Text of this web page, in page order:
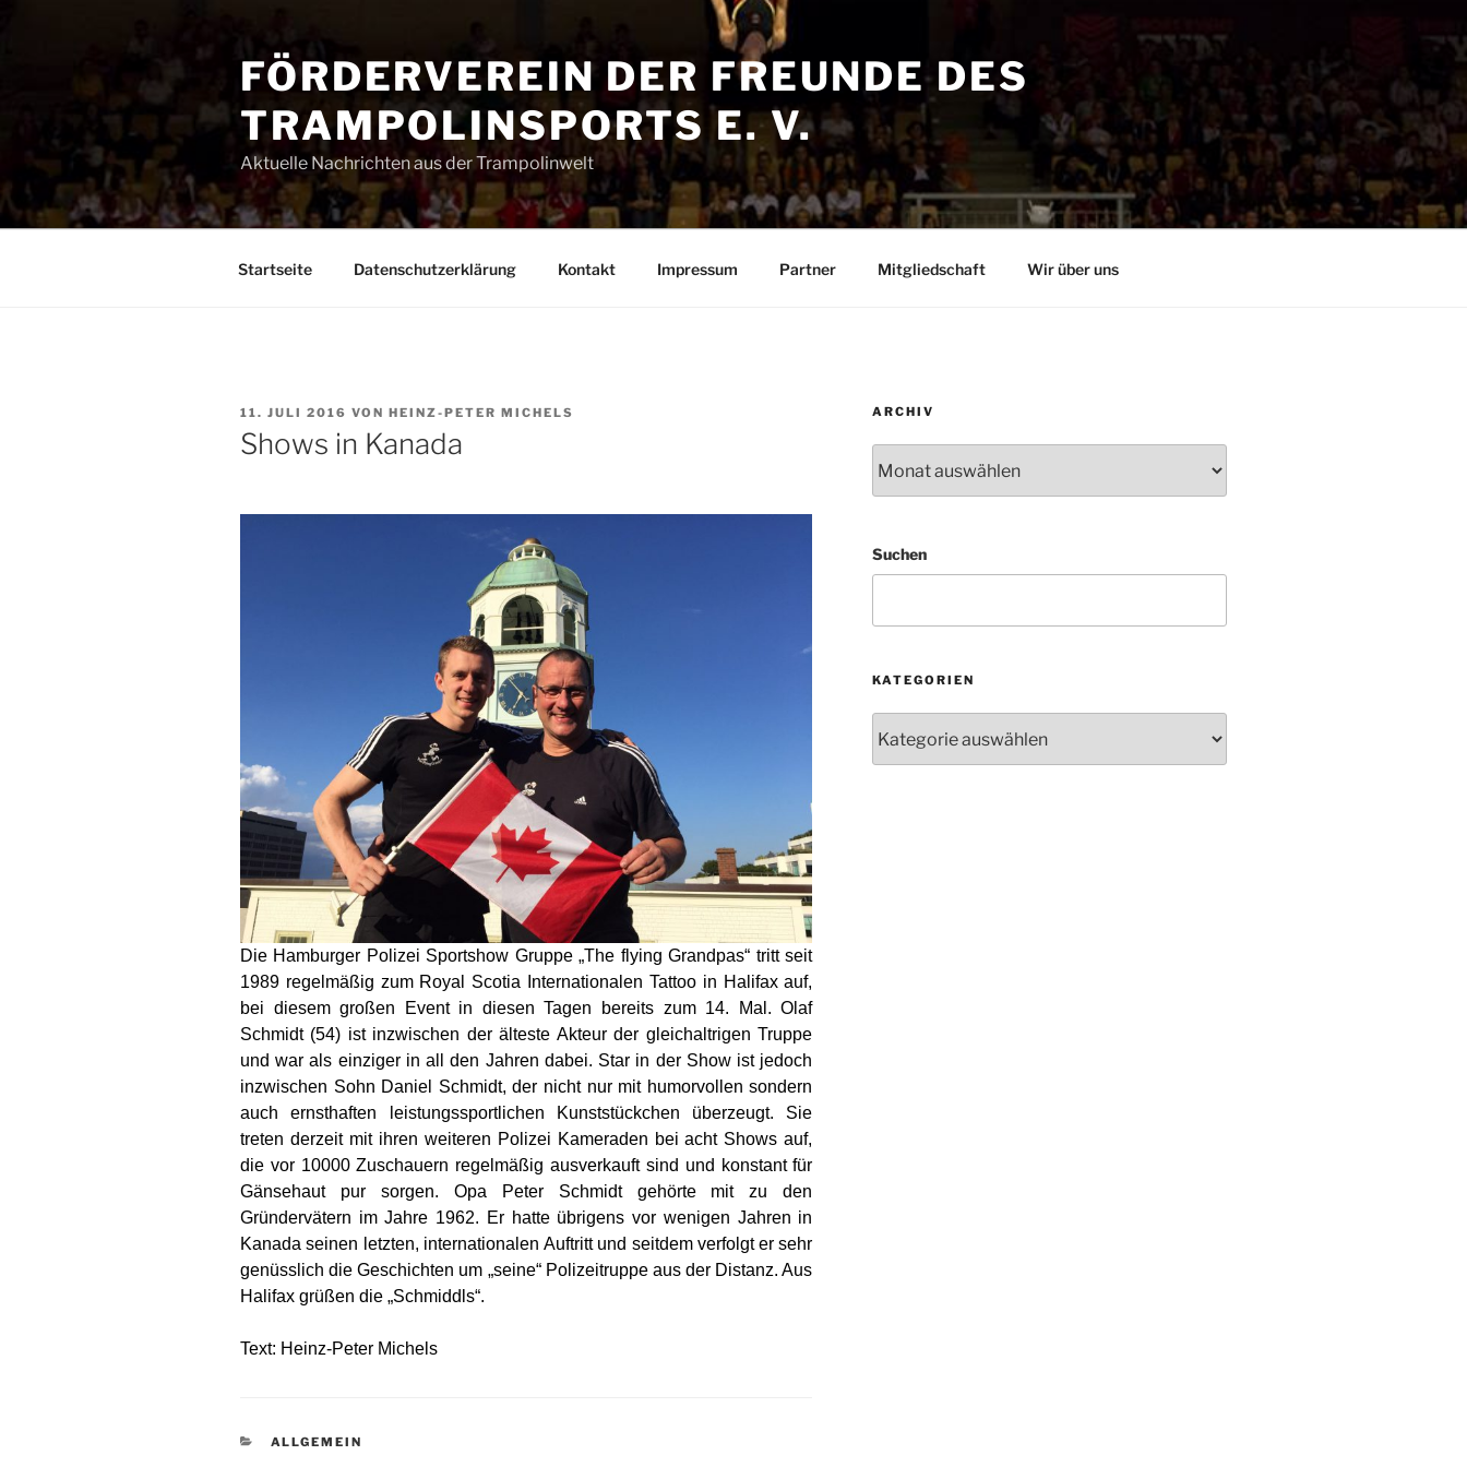
FÖRDERVEREIN DER FREUNDE DES
TRAMPOLINSPORTS E. V.
Aktuelle Nachrichten aus der Trampolinwelt
Startseite Datenschutzerklärung Kontakt Impressum Partner Mitgliedschaft Wir über uns
VERÖFFENTLICHT
AM
11. JULI 2016 VON HEINZ-PETER MICHELS
Shows in Kanada
Die Hamburger Polizei Sportshow Gruppe „The flying Grandpas“ tritt seit
1989 regelmäßig zum Royal Scotia Internationalen Tattoo in Halifax auf,
bei diesem großen Event in diesen Tagen bereits zum 14. Mal. Olaf
Schmidt (54) ist inzwischen der älteste Akteur der gleichaltrigen Truppe
und war als einziger in all den Jahren dabei. Star in der Show ist jedoch
inzwischen Sohn Daniel Schmidt, der nicht nur mit humorvollen sondern
auch ernsthaften leistungssportlichen Kunststückchen überzeugt. Sie
treten derzeit mit ihren weiteren Polizei Kameraden bei acht Shows auf,
die vor 10000 Zuschauern regelmäßig ausverkauft sind und konstant für
Gänsehaut pur sorgen. Opa Peter Schmidt gehörte mit zu den
Gründervätern im Jahre 1962. Er hatte übrigens vor wenigen Jahren in
Kanada seinen letzten, internationalen Auftritt und seitdem verfolgt er sehr
genüsslich die Geschichten um „seine“ Polizeitruppe aus der Distanz. Aus
Halifax grüßen die „Schmiddls“.
Text: Heinz-Peter Michels
KATEGORIEN
ALLGEMEIN
ARCHIV
Suchen
KATEGORIEN